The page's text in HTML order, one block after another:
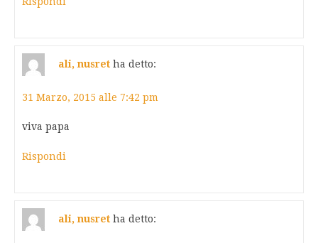
ali, nusret ha detto:
31 Marzo, 2015 alle 7:42 pm
viva papa
Rispondi
ali, nusret ha detto: